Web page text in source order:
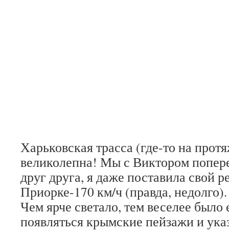
Харьковская трасса (где-то на
великолепна! Мы с Виктором
друг друга, я даже поставила свой
Приорке-170 км/ч (правда, недолго).
Чем ярче светало, тем веселее было
появляться крымские пейзажи и